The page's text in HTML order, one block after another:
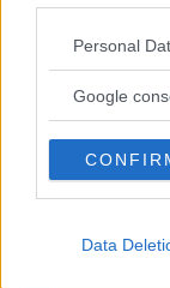
Please note that
not limited to
use your data
consent section.
Personal
Google
Data
ut med för E-
MISSA
MERCEDES
Få vårt